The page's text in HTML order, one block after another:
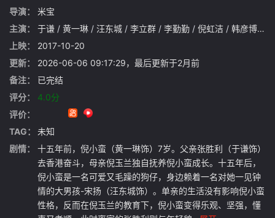
导演：
米宝
主演：
于谦 / 黄一琳 / 汪东城 / 李立群 / 李勤勤 / 倪虹洁 / 韩彦博 /
上映：
2017-10-20
更新：
2026-06-06 09:17:29，最后更新于2月前
备注：
已完结
评分：
4.0分
评价：
TAG：
未知
剧情：
十五年前，倪小蛮（黄一琳饰）7岁。父亲张胜利（于谦饰）
去香港奋斗，母亲倪玉兰独自抚养倪小蛮成长。十五年后，
倪小蛮是一名可爱又毛躁的狗仔，身边赖着一名对她一见钟
情的大男孩-宋扬（汪东城饰）。单亲的生活没有影响倪小蛮
性格，反而在倪玉兰的教育下，倪小蛮变得乐观、坚强，懂